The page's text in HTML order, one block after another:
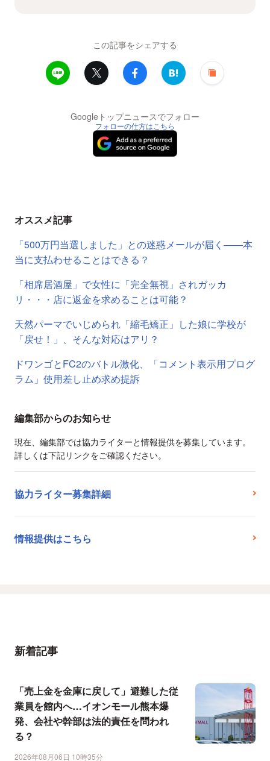
この記事をシェアする
Googleトップニュースでフォロー
フォローの仕方はこちら
オススメ記事
「500万円当選しました」との迷惑メールが届く――本
当に支払わせることはできる？
「相席居酒屋」で女性に「完全無視」されガッカ
リ・・・店に返金を求めることは可能？
天然パーマでいじめられ「縮毛矯正」した娘に学校が
「戻せ！」、そんな対応はアリ？
ドワンゴとFC2のバトル激化、「コメント表示用プログ
ラム」使用差し止め求め提訴
編集部からのお知らせ
現在、編集部では協力ライターと情報提供を募集しています。
詳しくは下記リンクをご確認ください。
協力ライター募集詳細
情報提供はこちら
新着記事
「売上金を金庫に戻して」避難した従
業員を館内へ…イオンモール熊本爆
発、会社や幹部は法的責任を問われ
る？
2026年08月06日 10時35分